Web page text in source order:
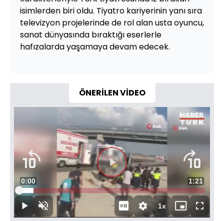
isimlerden biri oldu. Tiyatro kariyerinin yanı sıra
televizyon projelerinde de rol alan usta oyuncu,
sanat dünyasında bıraktığı eserlerle
hafızalarda yaşamaya devam edecek.
ÖNERİLEN VİDEO
DuraklatSesi
Aç
Süre
0:00 Toplam
Süre
1:21
Yüklendi:
7.67%
1xOynatma
Hızı
Mini
oynatıcı
Tam
Ekran